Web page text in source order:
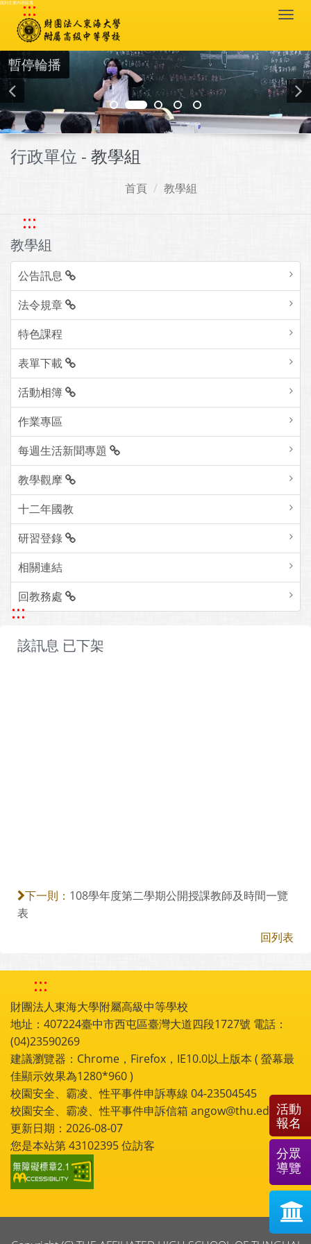
跳到主要內容區塊
:::
暫停輪播
行政單位 - 教學組
首頁 教學組
:::
教學組
公告訊息
法令規章
特色課程
表單下載
活動相簿
作業專區
每週生活新聞專題
教學觀摩
十二年國教
研習登錄
相關連結
回教務處
:::
該訊息 已下架
下一則： 108學年度第二學期公開授課教師及時間一覽
表
回列表
:::
財團法人東海大學附屬高級中等學校
地址：407224臺中市西屯區臺灣大道四段1727號 電話：
(04)23590269
建議瀏覽器：Chrome，Firefox，IE10.0以上版本 ( 螢幕最
佳顯示效果為1280*960 )
校園安全、霸凌、性平事件申訴專線 04-23504545
校園安全、霸凌、性平事件申訴信箱 angow@thu.edu.tw
更新日期：2026-08-07
您是本站第43102395位訪客
活動
報名
分眾
導覽